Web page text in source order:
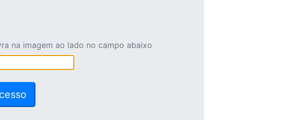
na imagem ao lado no campo abaixo